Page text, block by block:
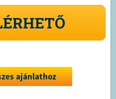
ajánlathoz